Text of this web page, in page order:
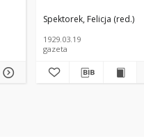
nadnoteckiej 1929.03.19
R.9 Nr65
Spektorek, Felicja (red.)
1929.03.19
gazeta